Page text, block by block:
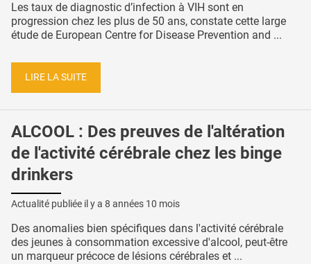
Les taux de diagnostic d’infection à VIH sont en
progression chez les plus de 50 ans, constate cette large
étude de European Centre for Disease Prevention and ...
LIRE LA SUITE
ALCOOL : Des preuves de l'altération
de l'activité cérébrale chez les binge
drinkers
Actualité publiée il y a 8 années 10 mois
Des anomalies bien spécifiques dans l'activité cérébrale
des jeunes à consommation excessive d'alcool, peut-être
un marqueur précoce de lésions cérébrales et ...